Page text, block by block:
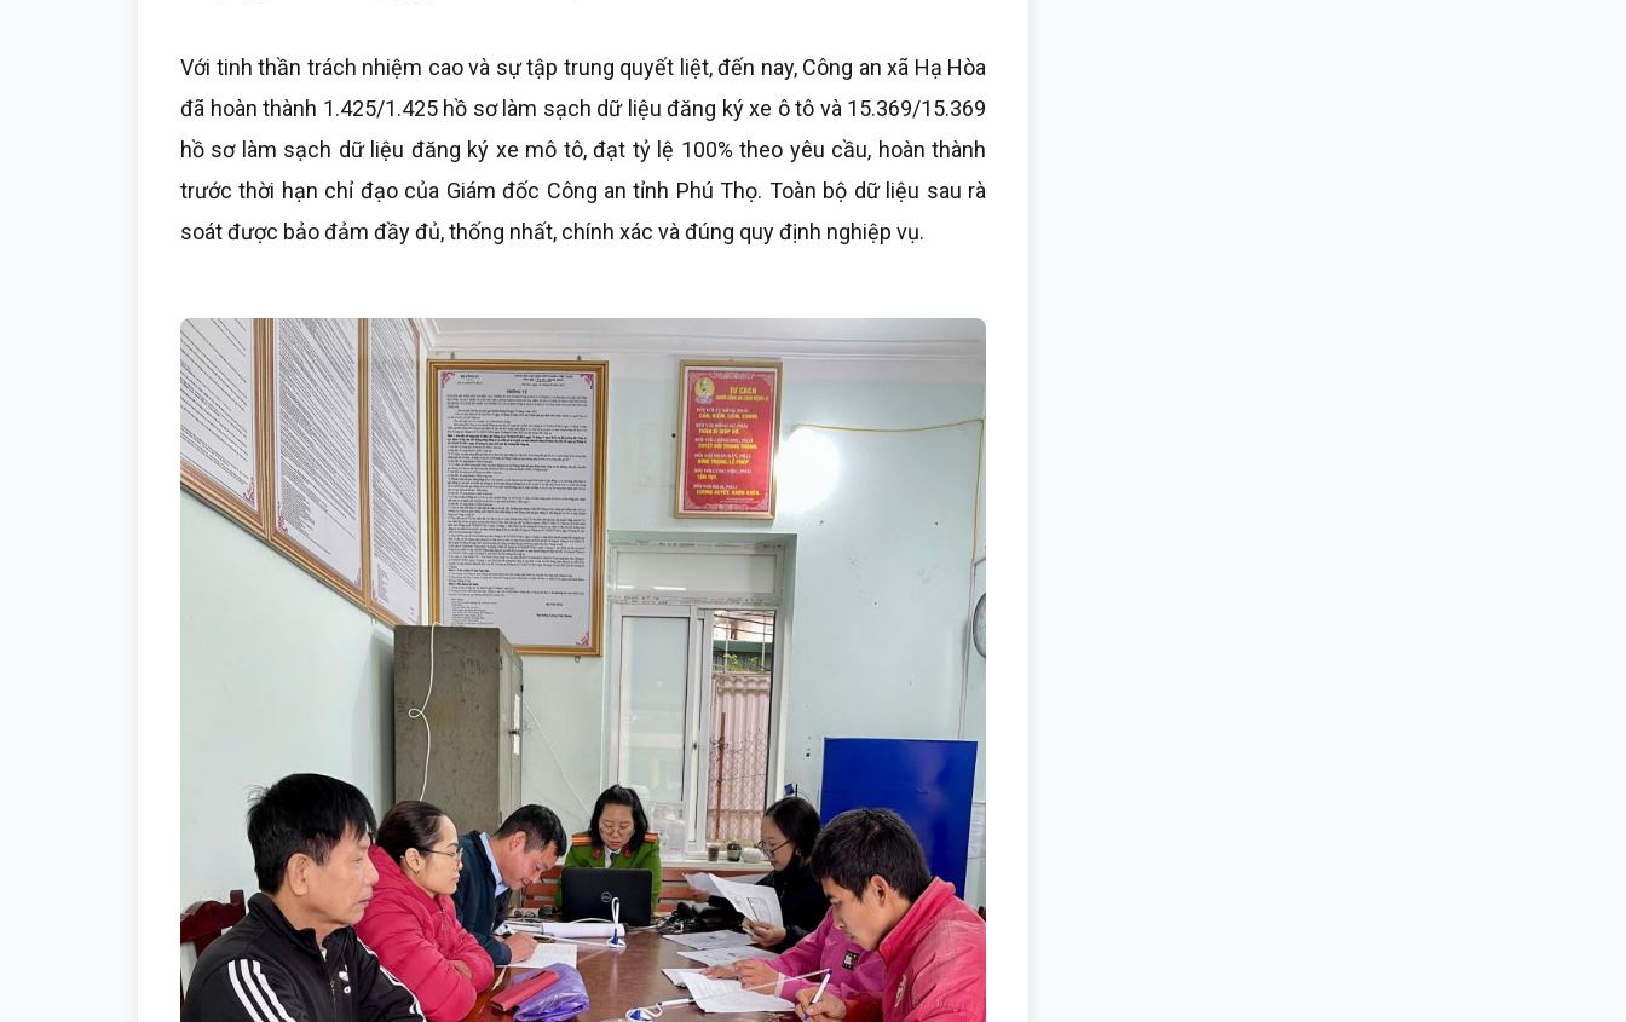
Với tinh thần trách nhiệm cao và sự tập trung quyết liệt, đến nay, Công an xã Hạ Hòa
đã hoàn thành 1.425/1.425 hồ sơ làm sạch dữ liệu đăng ký xe ô tô và 15.369/15.369
hồ sơ làm sạch dữ liệu đăng ký xe mô tô, đạt tỷ lệ 100% theo yêu cầu, hoàn thành
trước thời hạn chỉ đạo của Giám đốc Công an tỉnh Phú Thọ. Toàn bộ dữ liệu sau rà
soát được bảo đảm đầy đủ, thống nhất, chính xác và đúng quy định nghiệp vụ.